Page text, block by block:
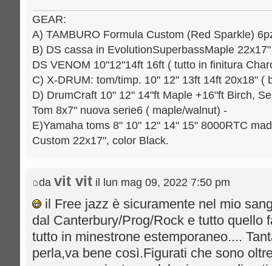
GEAR:
A) TAMBURO Formula Custom (Red Sparkle)
B) DS cassa in EvolutionSuperbassMaple
DS VENOM 10"12"14ft 16ft ( tutto in finitura
C) X-DRUM: tom/timp. 10" 12" 13ft 14ft 20x18" (
D) DrumCraft 10" 12" 14"ft Maple +16"ft Birch,
Tom 8x7" nuova serie6 ( maple/walnut) -
E)Yamaha toms 8" 10" 12" 14" 15" 8000RTC
Custom 22x17", color Black.
da vit vit il lun mag 09, 2022 7:50 pm
il Free jazz è sicuramente nel mio
dal Canterbury/Prog/Rock e tutto quello
tutto in minestrone estemporaneo....
perla,va bene così.Figurati che sono